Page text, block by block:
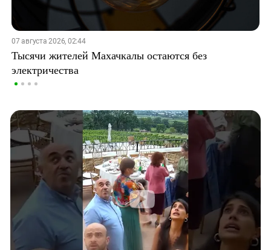
07 августа 2026, 02:44
Тысячи жителей Махачкалы остаются без
электричества